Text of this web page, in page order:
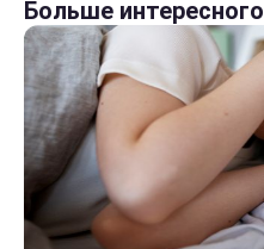
Больше интересного